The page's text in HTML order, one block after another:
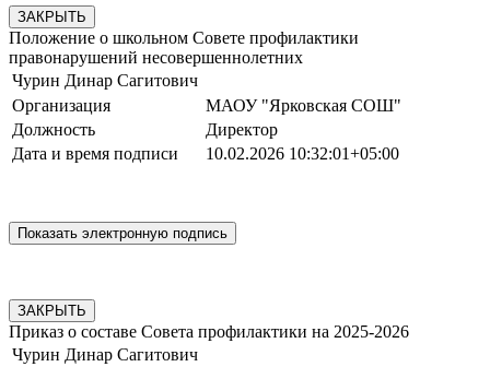
ЗАКРЫТЬ
Положение о школьном Совете профилактики
правонарушений несовершеннолетних
Чурин Динар Сагитович
Организация
МАОУ "Ярковская СОШ"
Должность
Директор
Дата и время подписи
10.02.2026 10:32:01+05:00
ЗАКРЫТЬ
Приказ о составе Совета профилактики на 2025-2026
Чурин Динар Сагитович